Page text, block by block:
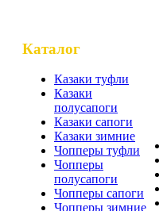
Каталог
Казаки туфли
Казаки
полусапоги
Казаки сапоги
Казаки зимние
Чопперы туфли
Чопперы
полусапоги
Чопперы сапоги
Чопперы зимние